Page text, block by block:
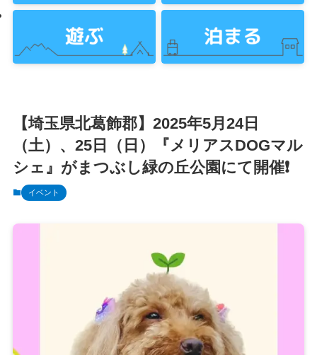
【埼玉県北葛飾郡】2025年5月24日
（土）、25日（日）『メリアスDOGマル
シェ』がまつぶし緑の丘公園にて開催❗️
イベント